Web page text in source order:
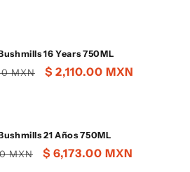
16 Years 750ML
MXN
Precio
$ 2,110.00 MXN
21 Años 750ML
MXN
Precio
$ 6,173.00 MXN